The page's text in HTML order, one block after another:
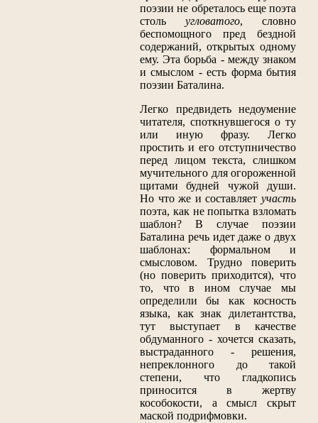
поэзии не обреталось еще поэта
столь угловатого, словно
беспомощного пред бездной
содержаний, открытых одному
ему. Эта борьба - между знаком
и смыслом - есть форма бытия
поэзии Баталина.
Легко предвидеть недоумение
читателя, споткнувшегося о ту
или иную фразу. Легко
простить и его отступничество
перед лицом текста, слишком
мучительного для огороженной
щитами будней чужой души.
Но что же и составляет участь
поэта, как не попытка взломать
шаблон? В случае поэзии
Баталина речь идет даже о двух
шаблонах: формальном и
смысловом. Трудно поверить
(но поверить приходится), что
то, что в ином случае мы
определили бы как косность
языка, как знак дилетантства,
тут выступает в качестве
обдуманного - хочется сказать,
выстраданного - решения,
непреклонного до такой
степени, что гладкопись
приносится в жертву
кособокости, а смысл скрыт
маской подрифмовки.